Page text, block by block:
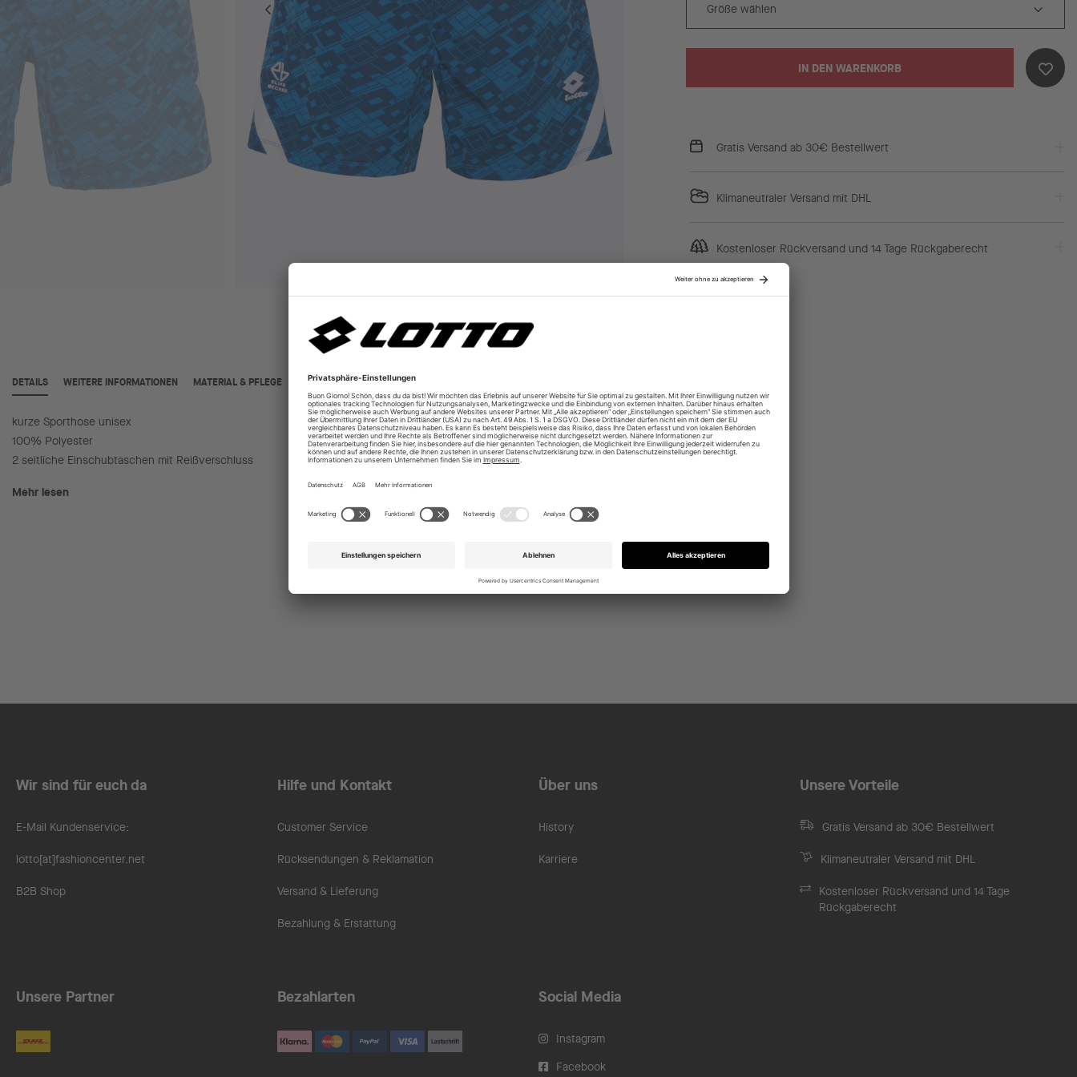
IN DEN WARENKORB
Gratis Versand ab 30€ Bestellwert
Klimaneutraler Versand mit DHL
Kostenloser Rückversand und 14 Tage Rückgaberecht
DETAILS
kurze Sporthose unisex
100% Polyester
2 seitliche Einschubtaschen mit Reißverschluss
elasischer Bund für zuverlässigen Halt
LOTTO Allover Design
Mehr lesen
WEITERE INFORMATIONEN MATERIAL & PFLEGE
Wir sind für euch da
E-Mail Kundenservice:
lotto[at]fashioncenter.net
B2B Shop
Hilfe und Kontakt
Customer Service
Rücksendungen & Reklamation
Versand & Lieferung
Bezahlung & Erstattung
Über uns
History
Karriere
Unsere Vorteile
Gratis Versand ab 30€ Bestellwert
Klimaneutraler Versand mit DHL
Kostenloser Rückversand und 14 Tage
Rückgaberecht
Unsere Partner Bezahlarten Social Media
Instagram
Facebook